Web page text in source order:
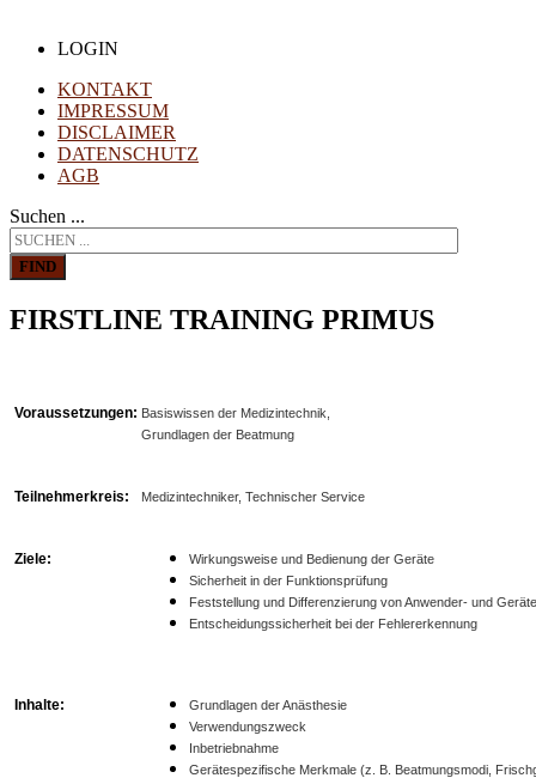
LOGIN
KONTAKT
IMPRESSUM
DISCLAIMER
DATENSCHUTZ
AGB
Suchen ...
FIND
FIRSTLINE TRAINING PRIMUS
Voraussetzungen: Basiswissen der Medizintechnik,
Grundlagen der Beatmung
Teilnehmerkreis: Medizintechniker, Technischer Service
Ziele:
Wirkungsweise und Bedienung der Geräte
Sicherheit in der Funktionsprüfung
Feststellung und Differenzierung von Anwender- und
Entscheidungssicherheit bei der Fehlererkennung
Inhalte:
Grundlagen der Anästhesie
Verwendungszweck
Inbetriebnahme
Gerätespezifische Merkmale (z. B. Beatmungsmodi,